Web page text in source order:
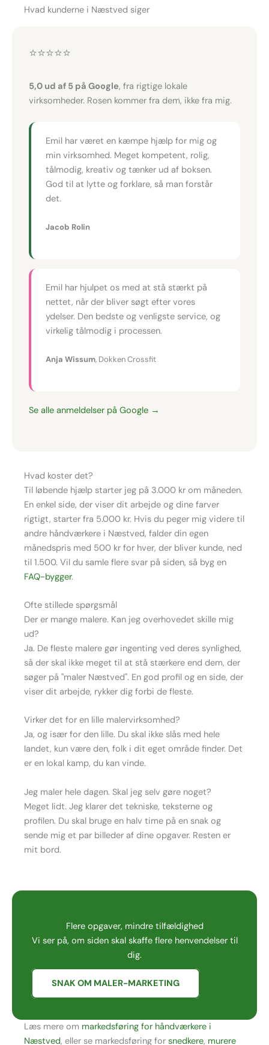
Hvad kunderne i Næstved siger
⭐⭐⭐⭐⭐
5,0 ud af 5 på Google, fra rigtige lokale
virksomheder. Rosen kommer fra dem, ikke fra mig.
Emil har været en kæmpe hjælp for mig og
min virksomhed. Meget kompetent, rolig,
tålmodig, kreativ og tænker ud af boksen.
God til at lytte og forklare, så man forstår
det.
Jacob Rolin
Emil har hjulpet os med at stå stærkt på
nettet, når der bliver søgt efter vores
ydelser. Den bedste og venligste service, og
virkelig tålmodig i processen.
Anja Wissum, Dokken Crossfit
Se alle anmeldelser på Google →
Hvad koster det?
Til løbende hjælp starter jeg på 3.000 kr om måneden.
En enkel side, der viser dit arbejde og dine farver
rigtigt, starter fra 5.000 kr. Hvis du peger mig videre til
andre håndværkere i Næstved, falder din egen
månedspris med 500 kr for hver, der bliver kunde, ned
til 1.500. Vil du samle flere svar på siden, så byg en
FAQ-bygger.
Ofte stillede spørgsmål
Der er mange malere. Kan jeg overhovedet skille mig
ud?
Ja. De fleste malere gør ingenting ved deres synlighed,
så der skal ikke meget til at stå stærkere end dem, der
søger på "maler Næstved". En god profil og en side, der
viser dit arbejde, rykker dig forbi de fleste.
Virker det for en lille malervirksomhed?
Ja, og især for den lille. Du skal ikke slås med hele
landet, kun være den, folk i dit eget område finder. Det
er en lokal kamp, du kan vinde.
Jeg maler hele dagen. Skal jeg selv gøre noget?
Meget lidt. Jeg klarer det tekniske, teksterne og
profilen. Du skal bruge en halv time på en snak og
sende mig et par billeder af dine opgaver. Resten er
mit bord.
Flere opgaver, mindre tilfældighed
Vi ser på, om siden skal skaffe flere henvendelser til
dig.
SNAK OM MALER-MARKETING
Læs mere om markedsføring for håndværkere i
Næstved, eller se markedsføring for snedkere, murere